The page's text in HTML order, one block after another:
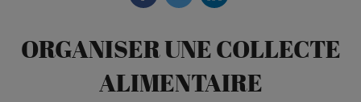
ORGANISER UNE COLLECTE
ALIMENTAIRE